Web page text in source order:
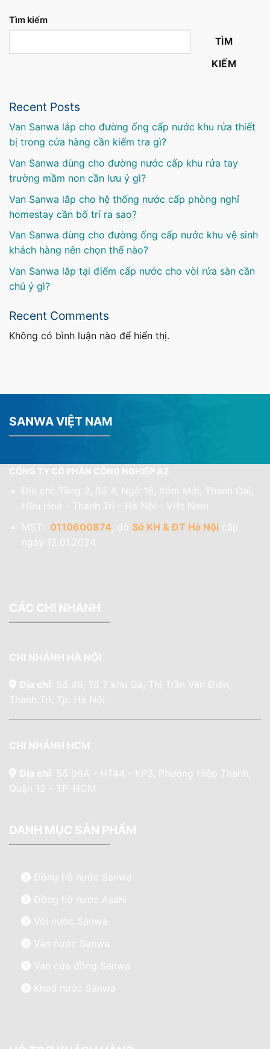
Tìm kiếm
TÌM
KIẾM
Recent Posts
Van Sanwa lắp cho đường ống cấp nước khu rửa thiết
bị trong cửa hàng cần kiểm tra gì?
Van Sanwa dùng cho đường nước cấp khu rửa tay
trường mầm non cần lưu ý gì?
Van Sanwa lắp cho hệ thống nước cấp phòng nghỉ
homestay cần bố trí ra sao?
Van Sanwa dùng cho đường ống cấp nước khu vệ sinh
khách hàng nên chọn thế nào?
Van Sanwa lắp tại điểm cấp nước cho vòi rửa sàn cần
chú ý gì?
Recent Comments
Không có bình luận nào để hiển thị.
SANWA VIỆT NAM
CÔNG TY CỔ PHẦN CÔNG NGHIỆP AZ
Địa chỉ: Tầng 2, Số 4, Ngõ 18, Xóm Mới, Thanh Oai,
Hữu Hoà - Thanh Trì - Hà Nội - Việt Nam
MST: 0110600874 , do Sở KH & ĐT Hà Nộicấp
ngày 12.01.2024
CÁC CHI NHANH
CHI NHÁNH HÀ NỘI
Địa chỉ: Số 46, Tổ 7 khu Ga, Thị Trần Văn Điển,
Thanh Trì, Tp. Hà Nội
CHI NHÁNH HCM
Địa chỉ: Số 96A - HT44 - KP3, Phường Hiệp Thành,
Quận 12 - TP. HCM
DANH MỤC SẢN PHẨM
Đồng hồ nước Sanwa
Đồng hồ nước Asahi
Vòi nước Sanwa
Van nước Sanwa
Van cửa đồng Sanwa
Khoá nước Sanwa